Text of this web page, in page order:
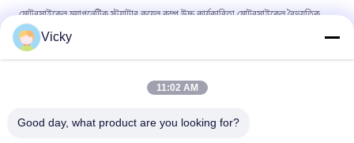
মোটরসাইকেল ম্যাগনেটিক স্ট্যাটার কয়েল কম্প উচ্চ কার্যকারিতা মোটরসাইকেল বৈদ্যুতিক
যন্ত্রাংশ KRF
বি 2 বি ক্রেতাদের জন্য বৈদ্যুতিক মোটরসাইকেল রিলে সংযোগকারী ক্রিস 100 ভাল
Vicky
11:02 AM
Good day, what product are you looking for?